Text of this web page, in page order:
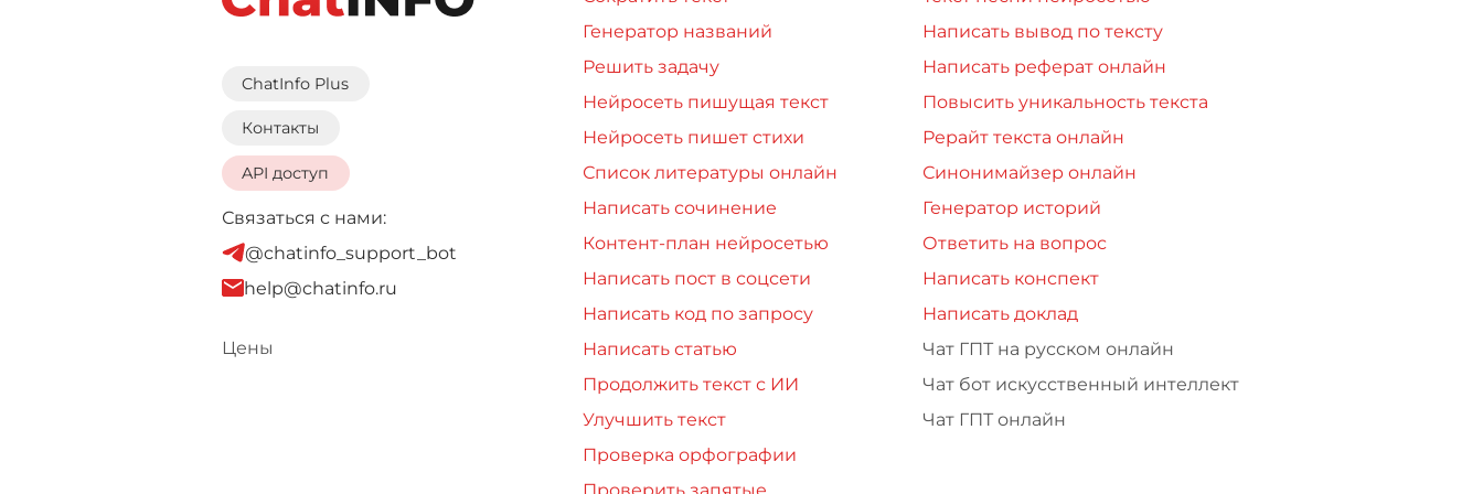
ChatInfo Plus
Контакты
API доступ
Связаться с нами:
@chatinfo_support_bot
help@chatinfo.ru
Цены
Генератор названий
Решить задачу
Нейросеть пишущая текст
Нейросеть пишет стихи
Список литературы онлайн
Написать сочинение
Контент-план нейросетью
Написать пост в соцсети
Написать код по запросу
Написать статью
Продолжить текст с ИИ
Улучшить текст
Проверка орфографии
Написать вывод по тексту
Написать реферат онлайн
Повысить уникальность текста
Рерайт текста онлайн
Синонимайзер онлайн
Генератор историй
Ответить на вопрос
Написать конспект
Написать доклад
Чат ГПТ на русском онлайн
Чат бот искусственный интеллект
Чат ГПТ онлайн